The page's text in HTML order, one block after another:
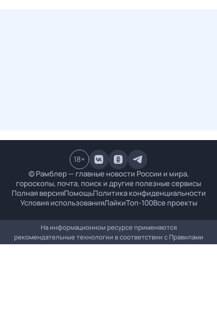
© Рамблер — главные новости России и мира,
гороскопы, почта, поиск и другие полезные сервисы
Полная версияПомощьПолитика конфиденциальности
Условия использованияЛайкиТоп-100Все проекты
18+
На информационном ресурсе применяются
рекомендательные технологии в соответствии с Правилами